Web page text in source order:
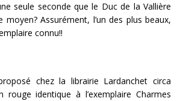
seule seconde que le Duc de la Vallière
moyen? Assurément, l’un des plus beaux,
connu!!
chez la librairie Lardanchet circa
rouge identique à l’exemplaire Charmes